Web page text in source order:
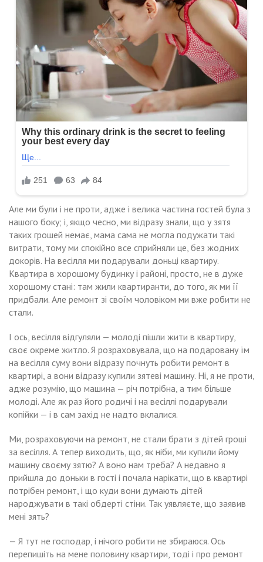
Але ми були і не проти, адже і велика частина гостей була з
нашого боку; і, якщо чесно, ми відразу знали, що у зятя
таких грошей немає, мама сама не могла подужати такі
витрати, тому ми спокійно все сприйняли це, без жодних
докорів. На весілля ми подарували доньці квартиру.
Квартира в хорошому будинку і районі, просто, не в дуже
хорошому стані: там жили квартиранти, до того, як ми її
придбали. Але ремонт зі своїм чоловіком ми вже робити не
стали.
І ось, весілля відгуляли — молоді пішли жити в квартиру,
своє окреме житло. Я розраховувала, що на подаровану їм
на весілля суму вони відразу почнуть робити ремонт в
квартирі, а вони відразу купили зятеві машину. Ні, я не проти,
адже розумію, що машина — річ потрібна, а тим більше
молоді. Але як раз його родичі і на весіллі подарували
копійки — і в сам захід не надто вклалися.
Ми, розраховуючи на ремонт, не стали брати з дітей гроші
за весілля. А тепер виходить, що, як ніби, ми купили йому
машину своєму зятю? А воно нам треба? А недавно я
прийшла до доньки в гості і почала нарікати, що в квартирі
потрібен ремонт, і що куди вони думають дітей
народжувати в такі обдерті стіни. Так уявляєте, що заявив
мені зять?
— Я тут не господар, і нічого робити не збираюся. Ось
перепишіть на мене половину квартири, тоді і про ремонт